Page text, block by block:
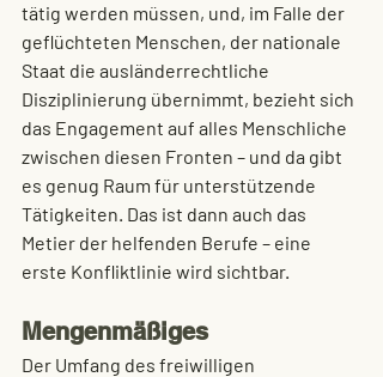
tätig werden müssen, und, im Falle der
geflüchteten Menschen, der nationale
Staat die ausländerrechtliche
Disziplinierung übernimmt, bezieht sich
das Engagement auf alles Menschliche
zwischen diesen Fronten – und da gibt
es genug Raum für unterstützende
Tätigkeiten. Das ist dann auch das
Metier der helfenden Berufe – eine
erste Konfliktlinie wird sichtbar.
Mengenmäßiges
Der Umfang des freiwilligen